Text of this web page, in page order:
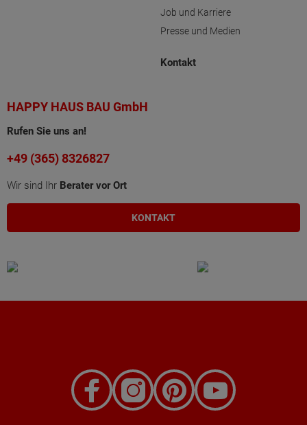
Job und Karriere
Presse und Medien
Kontakt
HAPPY HAUS BAU GmbH
Rufen Sie uns an!
+49 (365) 8326827
Wir sind Ihr Berater vor Ort
KONTAKT